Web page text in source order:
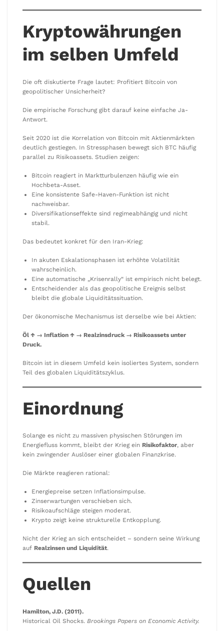
Kryptowährungen
im selben Umfeld
Die oft diskutierte Frage lautet: Profitiert Bitcoin von
geopolitischer Unsicherheit?
Die empirische Forschung gibt darauf keine einfache Ja-
Antwort.
Seit 2020 ist die Korrelation von Bitcoin mit Aktienmärkten
deutlich gestiegen. In Stressphasen bewegt sich BTC häufig
parallel zu Risikoassets. Studien zeigen:
Bitcoin reagiert in Marktturbulenzen häufig wie ein
Hochbeta-Asset.
Eine konsistente Safe-Haven-Funktion ist nicht
nachweisbar.
Diversifikationseffekte sind regimeabhängig und nicht
stabil.
Das bedeutet konkret für den Iran-Krieg:
In akuten Eskalationsphasen ist erhöhte Volatilität
wahrscheinlich.
Eine automatische „Krisenrally“ ist empirisch nicht belegt.
Entscheidender als das geopolitische Ereignis selbst
bleibt die globale Liquiditätssituation.
Der ökonomische Mechanismus ist derselbe wie bei Aktien:
Öl ↑ → Inflation ↑ → Realzinsdruck → Risikoassets unter
Druck.
Bitcoin ist in diesem Umfeld kein isoliertes System, sondern
Teil des globalen Liquiditätszyklus.
Einordnung
Solange es nicht zu massiven physischen Störungen im
Energiefluss kommt, bleibt der Krieg ein Risikofaktor, aber
kein zwingender Auslöser einer globalen Finanzkrise.
Die Märkte reagieren rational:
Energiepreise setzen Inflationsimpulse.
Zinserwartungen verschieben sich.
Risikoaufschläge steigen moderat.
Krypto zeigt keine strukturelle Entkopplung.
Nicht der Krieg an sich entscheidet – sondern seine Wirkung
auf Realzinsen und Liquidität.
Quellen
Hamilton, J.D. (2011).
Historical Oil Shocks. Brookings Papers on Economic Activity.